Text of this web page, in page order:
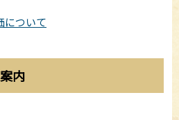
について
内